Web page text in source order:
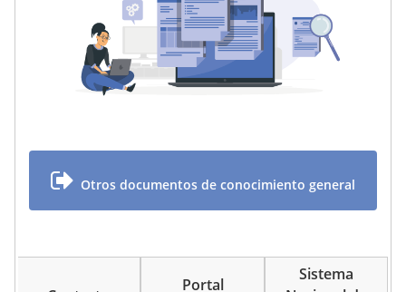
Otros documentos de conocimiento general
Portal
Sistema